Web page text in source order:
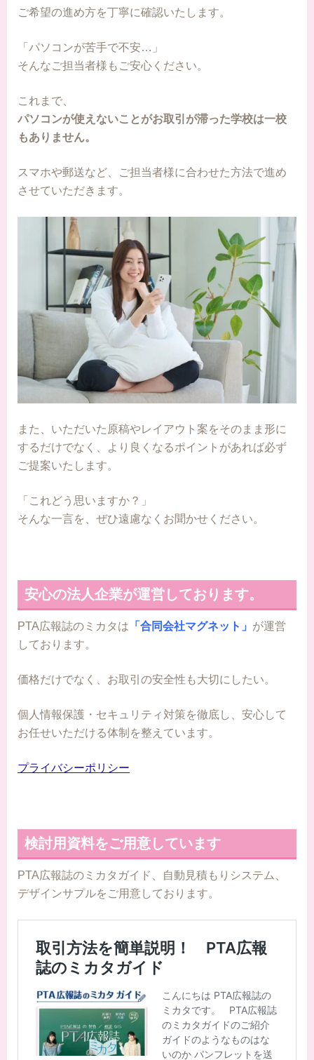
ご希望の進め方を丁寧に確認いたします。
「パソコンが苦手で不安…」
そんなご担当者様もご安心ください。
これまで、
パソコンが使えないことがお取引が滞った学校は一校
もありません。
スマホや郵送など、ご担当者様に合わせた方法で進め
させていただきます。
また、いただいた原稿やレイアウト案をそのまま形に
するだけでなく、より良くなるポイントがあれば必ず
ご提案いたします。
「これどう思いますか？」
そんな一言を、ぜひ遠慮なくお聞かせください。
安心の法人企業が運営しております。
PTA広報誌のミカタは 「合同会社マグネット」 が運営
しております。
価格だけでなく、お取引の安全性も大切にしたい。
個人情報保護・セキュリティ対策を徹底し、安心して
お任せいただける体制を整えています。
プライバシーポリシー
検討用資料をご用意しています
PTA広報誌のミカタガイド、自動見積もりシステム、
デザインサプルをご用意しております。